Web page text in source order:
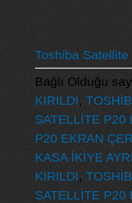
Toshiba
Bağlı Olduğu
KIRILDI,
SATELLİTE P20
P20 EKRAN
KASA İKİYE
KIRILDI,
SATELLİTE P20